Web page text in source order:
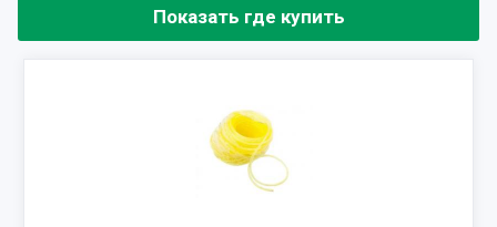
Показать где купить